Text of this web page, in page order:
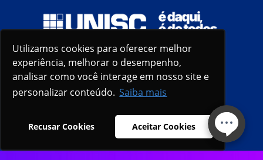
Utilizamos cookies para oferecer melhor
experiência, melhorar o desempenho,
analisar como você interage em nosso site e
personalizar conteúdo. Saiba mais
Recusar Cookies Aceitar Cookies